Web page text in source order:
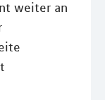
weiter an